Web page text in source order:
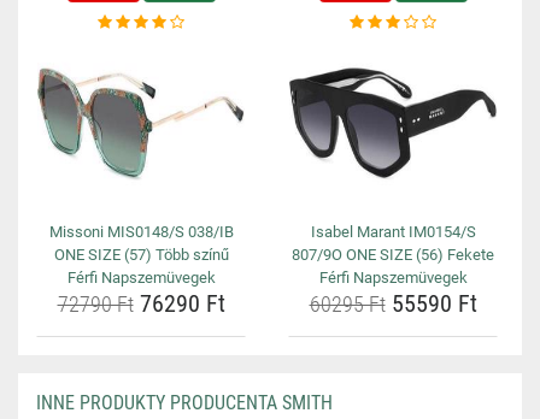
Missoni MIS0148/S 038/IB
ONE SIZE (57) Több színű
Férfi Napszemüvegek
72790 Ft76290 Ft
Isabel Marant IM0154/S
807/9O ONE SIZE (56) Fekete
Férfi Napszemüvegek
60295 Ft55590 Ft
INNE PRODUKTY PRODUCENTA SMITH